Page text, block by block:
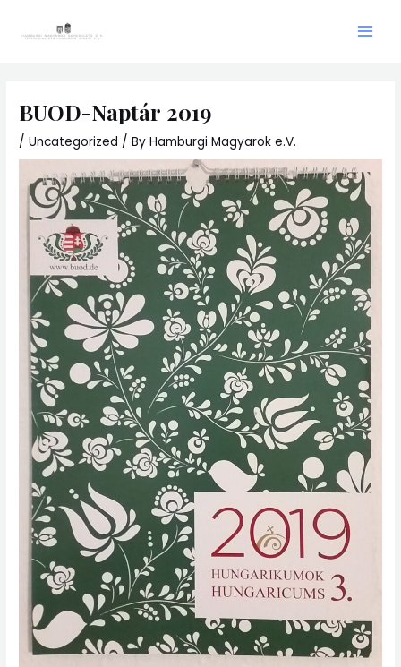
BUOD-Naptár 2019
/Uncategorized / ByHamburgi Magyarok e.V.